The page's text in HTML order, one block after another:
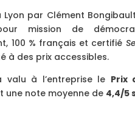
Lyon par Clément
mission de
100 % français et certifié
à des prix accessibles.
valu à l’entreprise le Prix
une note moyenne de 4,4/5